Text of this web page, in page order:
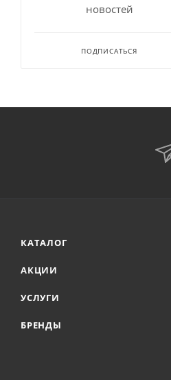
новостей
ПОДПИСАТЬСЯ
КАТАЛОГ
АКЦИИ
УСЛУГИ
БРЕНДЫ